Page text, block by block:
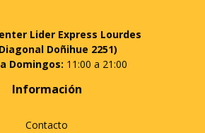
Lider Express Lourdes
Doñihue 2251)
Domingos: 11:00 a 21:00
Información
Contacto